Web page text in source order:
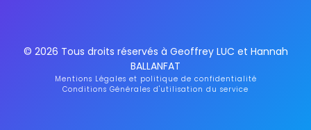
© 2026 Tous droits réservés à Geoffrey LUC et Hannah
BALLANFAT
Mentions Légales et politique de confidentialité
Conditions Générales d'utilisation du service